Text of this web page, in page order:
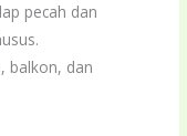
pecah dan
balkon, dan